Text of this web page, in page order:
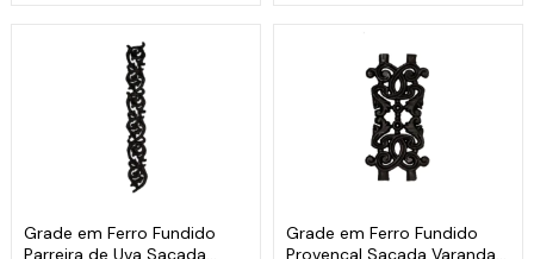
Grade em Ferro Fundido
Parreira de Uva Sacada
Grade em Ferro Fundido
Provençal Sacada Varanda